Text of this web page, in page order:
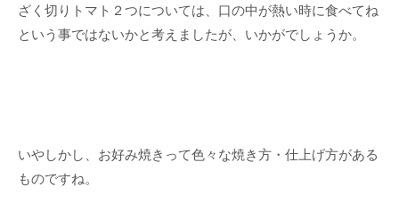
ざく切りトマト２つについては、口の中が熱い時に食べてね
という事ではないかと考えましたが、いかがでしょうか。
いやしかし、お好み焼きって色々な焼き方・仕上げ方がある
ものですね。